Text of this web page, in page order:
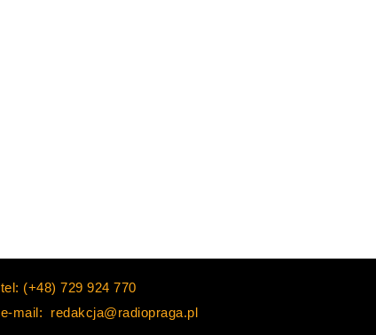
tel: (+48) 729 924 770
e-mail: redakcja@radiopraga.pl